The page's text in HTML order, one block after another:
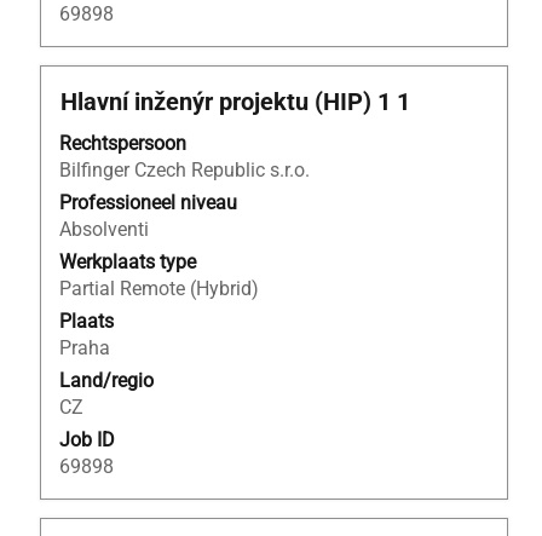
69898
Titel
Hlavní inženýr projektu (HIP) 1 1
Rechtspersoon
Bilfinger Czech Republic s.r.o.
Professioneel niveau
Absolventi
Werkplaats type
Partial Remote (Hybrid)
Plaats
Praha
Land/regio
CZ
Job ID
69898
Selecteer
spatiebalk
om
de
volledige
inhoud
van
de
functiegegevens
weer
te
geven.